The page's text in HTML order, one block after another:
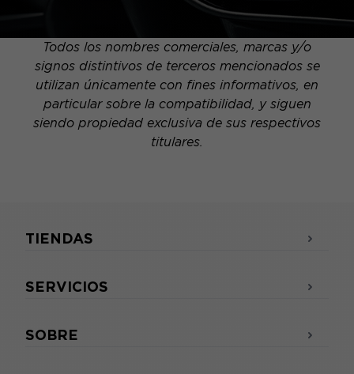
Todos los nombres comerciales, marcas y/o
signos distintivos de terceros mencionados se
utilizan únicamente con fines informativos, en
particular sobre la compatibilidad, y siguen
siendo propiedad exclusiva de sus respectivos
titulares.
TIENDAS
SERVICIOS
SOBRE